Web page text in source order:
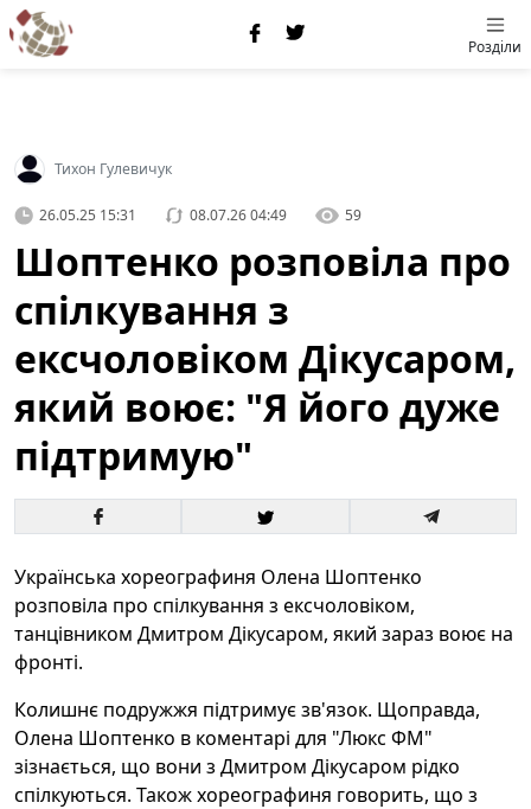
Розділи
Тихон Гулевичук
26.05.25 15:31 08.07.26 04:49 59
Шоптенко розповіла про
спілкування з
ексчоловіком Дікусаром,
який воює: "Я його дуже
підтримую"
Українська хореографиня Олена Шоптенко
розповіла про спілкування з ексчоловіком,
танцівником Дмитром Дікусаром, який зараз воює на
фронті.
Колишнє подружжя підтримує зв'язок. Щоправда,
Олена Шоптенко в коментарі для "Люкс ФМ"
зізнається, що вони з Дмитром Дікусаром рідко
спілкуються. Також хореографиня говорить, що з